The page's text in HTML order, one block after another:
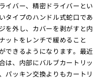
イバー、精密ドライバーとい
タイプのハンドル式蛇口であ
を外し、カバーを剥がすと内
ットをレンチで緩めること
できるようになります。最近
は、内部にバルブカートリッ
パッキン交換よりもカートリ